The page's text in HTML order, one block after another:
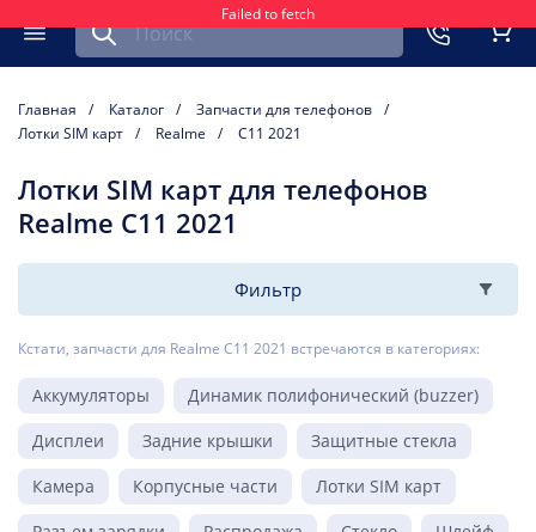
Failed to fetch
Меню
Найти запчасть для мобильного устройства
Главная Каталог
Запчасти для телефонов
Лотки SIM карт
Realme C11 2021
Лотки SIM карт для телефонов
Realme C11 2021
Фильтр
Кстати, запчасти для Realme C11 2021 встречаются в категориях:
Аккумуляторы
Динамик полифонический (buzzer)
Дисплеи
Задние крышки
Защитные стекла
Камера
Корпусные части
Лотки SIM карт